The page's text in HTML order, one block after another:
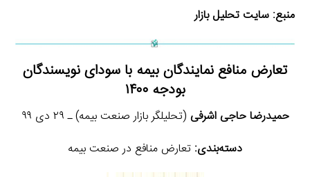
منبع: سایت تحلیل بازار
تعارض منافع نمایندگان بیمه با سودای نویسندگان
بودجه ۱۴۰۰
حمیدرضا حاجی اشرفی (تحلیلگر بازار صنعت بیمه) ـ ۲۹ دی ۹۹
دسته‌بندی: تعارض منافع در صنعت بیمه